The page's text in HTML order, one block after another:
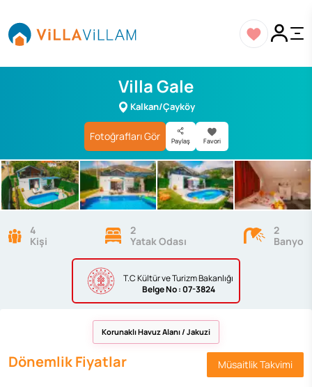
Villa Gale
Kalkan/Çayköy
Fotoğrafları Gör Paylaş Favori
T.C Kültür ve Turizm Bakanlığı
BelgeNo : 07-3824
4
Kişi
2
Yatak Odası
2
Banyo
Korunaklı Havuz Alanı / Jakuzi
Dönemlik Fiyatlar Müsaitlik Takvimi